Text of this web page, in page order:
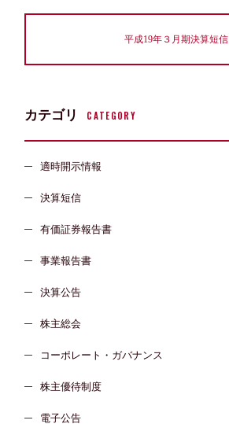
平成19年３月期決算短信
カテゴリ CATEGORY
適時開示情報
決算短信
有価証券報告書
事業報告書
決算公告
株主総会
コーポレート・ガバナンス
株主優待制度
電子公告